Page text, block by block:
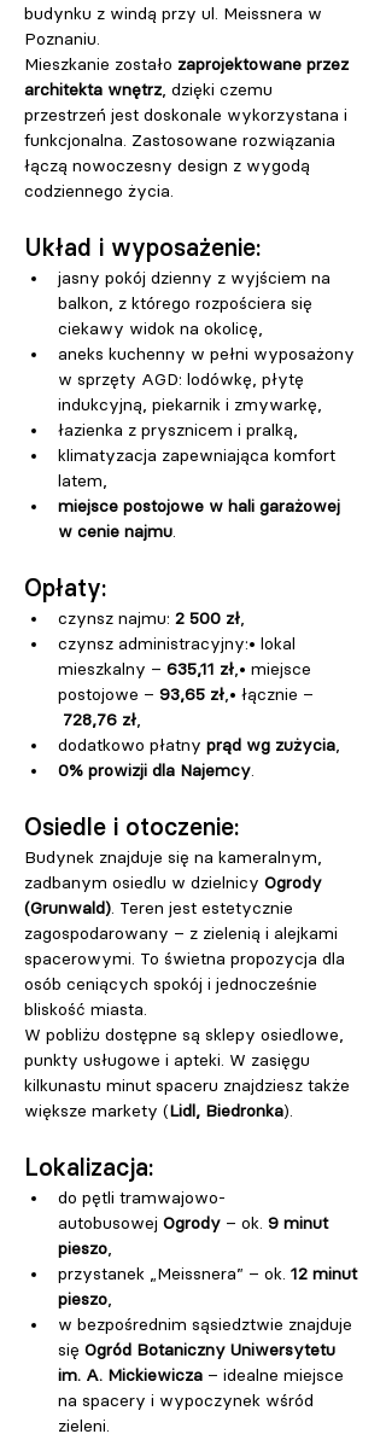
budynku z windą przy ul. Meissnera w
Poznaniu.
Mieszkanie zostało zaprojektowane przez
architekta wnętrz, dzięki czemu
przestrzeń jest doskonale wykorzystana i
funkcjonalna. Zastosowane rozwiązania
łączą nowoczesny design z wygodą
codziennego życia.
Układ i wyposażenie:
jasny pokój dzienny z wyjściem na
balkon, z którego rozpościera się
ciekawy widok na okolicę,
aneks kuchenny w pełni wyposażony
w sprzęty AGD: lodówkę, płytę
indukcyjną, piekarnik i zmywarkę,
łazienka z prysznicem i pralką,
klimatyzacja zapewniająca komfort
latem,
miejsce postojowe w hali garażowej
w cenie najmu.
Opłaty:
czynsz najmu: 2 500 zł,
czynsz administracyjny:• lokal
mieszkalny – 635,11 zł,• miejsce
postojowe – 93,65 zł,• łącznie –
728,76 zł,
dodatkowo płatny prąd wg zużycia,
0% prowizji dla Najemcy.
Osiedle i otoczenie:
Budynek znajduje się na kameralnym,
zadbanym osiedlu w dzielnicy Ogrody
(Grunwald). Teren jest estetycznie
zagospodarowany – z zielenią i alejkami
spacerowymi. To świetna propozycja dla
osób ceniących spokój i jednocześnie
bliskość miasta.
W pobliżu dostępne są sklepy osiedlowe,
punkty usługowe i apteki. W zasięgu
kilkunastu minut spaceru znajdziesz także
większe markety (Lidl, Biedronka).
Lokalizacja:
do pętli tramwajowo-
autobusowej Ogrody – ok. 9 minut
pieszo,
przystanek „Meissnera” – ok. 12 minut
pieszo,
w bezpośrednim sąsiedztwie znajduje
się Ogród Botaniczny Uniwersytetu
im. A. Mickiewicza – idealne miejsce
na spacery i wypoczynek wśród
zieleni.